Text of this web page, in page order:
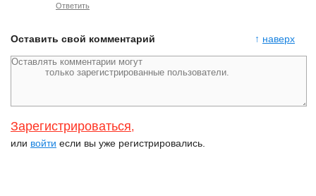
Ответить
↑ наверх
Оставить свой комментарий
Зарегистрироваться,
или войти если вы уже регистрировались.